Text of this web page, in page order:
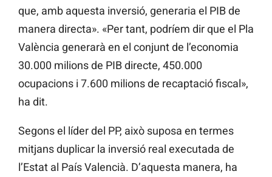
que, amb aquesta inversió, generaria el PIB de
manera directa». «Per tant, podríem dir que el Pla
València generarà en el conjunt de l’economia
30.000 milions de PIB directe, 450.000
ocupacions i 7.600 milions de recaptació fiscal»,
ha dit.
Segons el líder del PP, això suposa en termes
mitjans duplicar la inversió real executada de
l’Estat al País Valencià. D’aquesta manera, ha